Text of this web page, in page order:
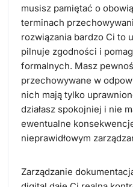
musisz pamiętać o
terminach
rozwiązania bardzo Ci to
pilnuje zgodności i
formalnych. Masz
przechowywane w
nich mają tylko
działasz spokojniej i nie
ewentualne
nieprawidłowym
Zarządzanie